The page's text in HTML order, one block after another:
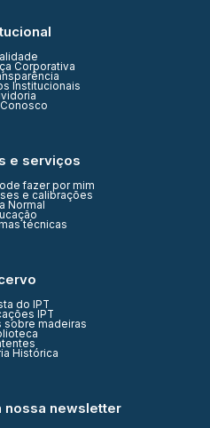
Corporativa
Institucionais
e serviços
fazer por mim
e calibrações
Normal
técnicas
do IPT
IPT
sobre madeiras
Histórica
nossa newsletter